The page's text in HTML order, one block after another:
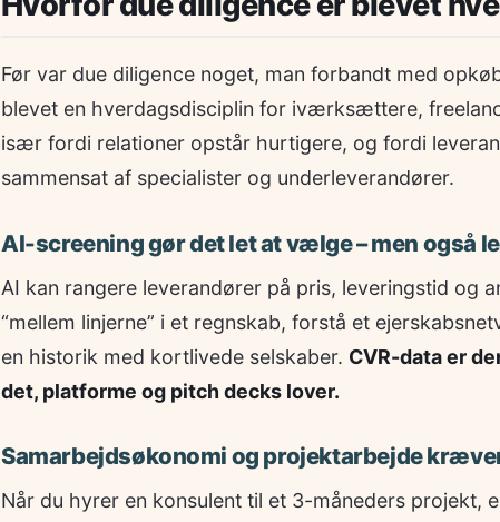
Før var due diligence noget, man forbandt med
blevet en hverdagsdisciplin for iværksættere,
især fordi relationer opstår hurtigere, og fordi
sammensat af specialister og underleverandører.
AI-screening gør det let at vælge – men også
AI kan rangere leverandører på pris, leveringstid og
“mellem linjerne” i et regnskab, forstå et
en historik med kortlivede selskaber. CVR-data er
det, platforme og pitch decks lover.
Samarbejdsøkonomi og projektarbejde
Når du hyrer en konsulent til et 3-måneders projekt,